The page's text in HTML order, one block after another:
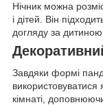
Нічник можна
і дітей. Він
догляду за
Завдяки формі
використовуватися
кімнаті,